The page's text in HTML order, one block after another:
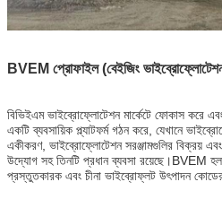
BVEM প্রোফাইল (বেইজিং ভাইব্রোফ্লোটেশন
বিভিইএম ভাইব্রোফ্লোটেশন মার্কেটে ফোকাস করে
একটি ব্যবসায়িক প্ল্যাটফর্ম গঠন করে, যেখানে
একীকরণ, ভাইব্রোফ্লোটেশন সরঞ্জামগুলির বিক্রয় এবং
উদ্যোগ সহ তিনটি প্রধান ব্যবসা রয়েছে।BVEM
প্রস্তুতকারক এবং চীনা ভাইব্রোফ্লট উৎপাদন